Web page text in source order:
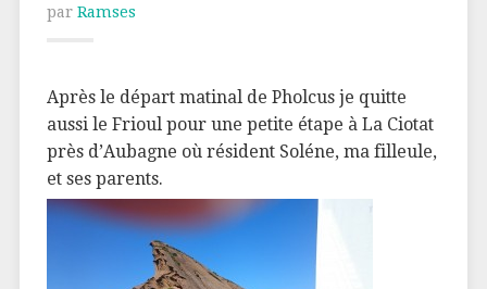
par Ramses
Après le départ matinal de Pholcus je quitte
aussi le Frioul pour une petite étape à La Ciotat
près d’Aubagne où résident Soléne, ma filleule,
et ses parents.